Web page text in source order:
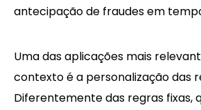
antecipação de fraudes em
Uma das aplicações mais
contexto é a personalização das
Diferentemente das regras fixas,